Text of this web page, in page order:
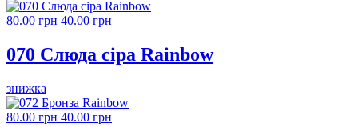
80.00 грн 40.00 грн
070 Слюда сіра Rainbow
знижка
80.00 грн 40.00 грн